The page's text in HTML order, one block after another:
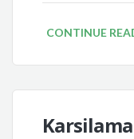
CONTINUE